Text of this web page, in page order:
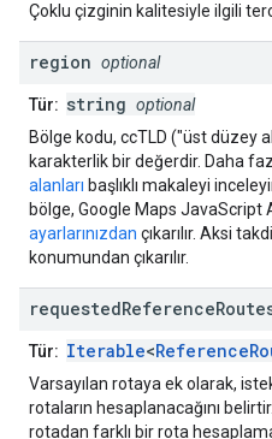
Çoklu çizginin kalitesiyle ilgili
region optional
Tür: string optional
Bölge kodu, ccTLD ("üst düzey
karakterlik bir değerdir. Daha
alanları başlıklı makaleyi
bölge, Google Maps JavaScript
ayarlarınızdan çıkarılır. Aksi
konumundan çıkarılır.
requestedReference
Tür: Iterable<
Varsayılan rotaya ek olarak,
rotaların hesaplanacağını
rotadan farklı bir rota